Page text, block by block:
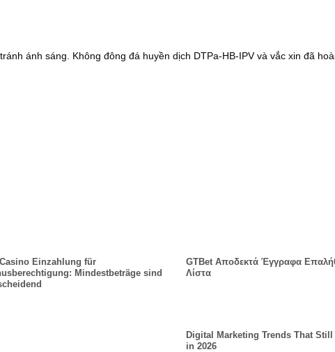
ánh sáng. Không đông đá huyền dịch DTPa-HB-IPV và vắc xin đã
Einzahlung für
Mindestbeträge sind
GTBet Αποδεκτά Έγγραφα
Λίστα
Digital Marketing Trends That Still
in 2026